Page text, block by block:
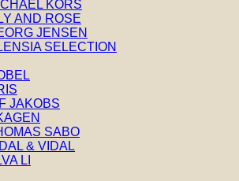
KORS
AND ROSE
JENSEN
SELECTION
JAKOBS
SABO
& VIDAL
LI